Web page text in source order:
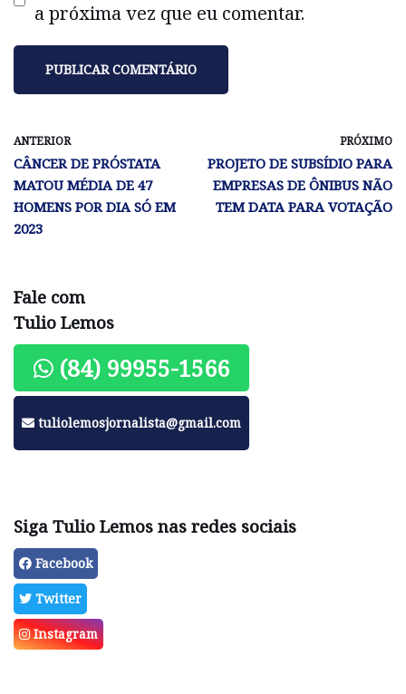
a próxima vez que eu comentar.
ANTERIOR
CÂNCER DE PRÓSTATA
MATOU MÉDIA DE 47
HOMENS POR DIA SÓ EM
2023
PRÓXIMO
PROJETO DE SUBSÍDIO PARA
EMPRESAS DE ÔNIBUS NÃO
TEM DATA PARA VOTAÇÃO
Fale com
Tulio Lemos
(84) 99955-1566
tuliolemosjornalista@gmail.com
Siga Tulio Lemos nas redes sociais
Facebook
Twitter
Instagram